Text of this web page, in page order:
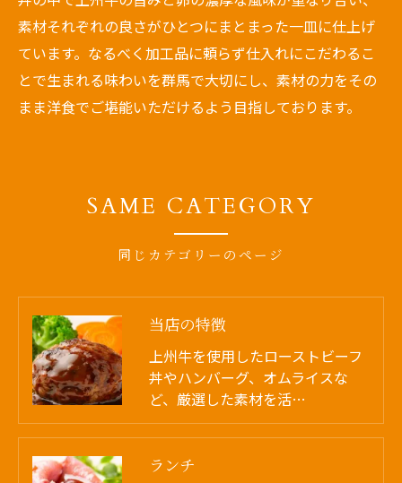
素材それぞれの良さがひとつにまとまった一皿に仕上げ
ています。なるべく加工品に頼らず仕入れにこだわるこ
とで生まれる味わいを群馬で大切にし、素材の力をその
まま洋食でご堪能いただけるよう目指しております。
同じカテゴリーのページ
SAME CATEGORY
当店の特徴
上州牛を使用したローストビーフ
丼やハンバーグ、オムライスな
ど、厳選した素材を活…
ランチ